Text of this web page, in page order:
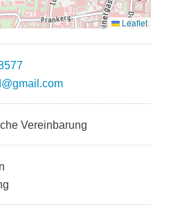
Vereinbarung